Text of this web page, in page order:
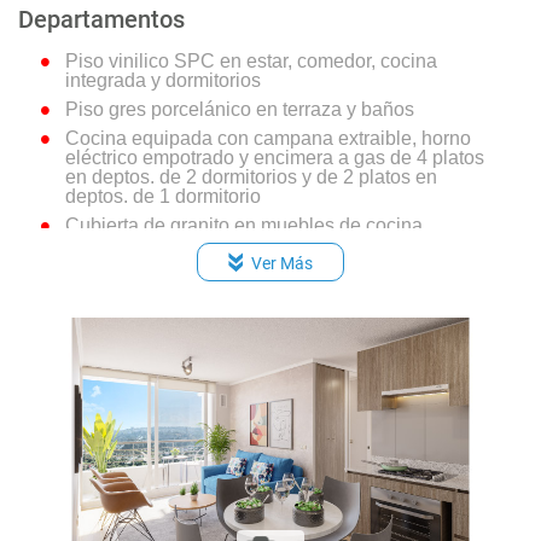
Departamentos
Piso vinilico SPC en estar, comedor, cocina
integrada y dormitorios
Piso gres porcelánico en terraza y baños
Cocina equipada con campana extraible, horno
eléctrico empotrado y encimera a gas de 4 platos
en deptos. de 2 dormitorios y de 2 platos en
deptos. de 1 dormitorio
Cubierta de granito en muebles de cocina
Dormitorio principal en suite
Vanitorios en melamina con cubierta de losa
Espacio y conexión para lavadora en todos los
Calefont individual de tiro forzado
Ver Más